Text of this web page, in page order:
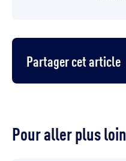
Partager cet article
Pour aller plus loin